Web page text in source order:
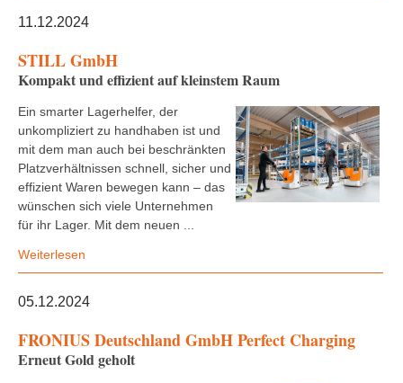
11.12.2024
STILL GmbH
Kompakt und effizient auf kleinstem Raum
Ein smarter Lagerhelfer, der
unkompliziert zu handhaben ist und
mit dem man auch bei beschränkten
Platzverhältnissen schnell, sicher und
effizient Waren bewegen kann – das
wünschen sich viele Unternehmen
für ihr Lager. Mit dem neuen ...
Weiterlesen
05.12.2024
FRONIUS Deutschland GmbH Perfect Charging
Erneut Gold geholt